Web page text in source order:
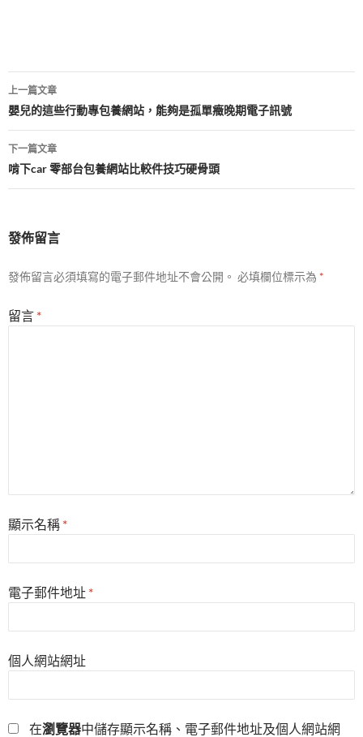
文
章
導
覽
上一篇文章
嬰兒的這些行動專包養網站，能夠是孤單癥晚期電子訊號
下一篇文章
啃下car 零部台包養網站比較件技巧硬骨頭
發佈留言
發佈留言必須填寫的電子郵件地址不會公開。 必填欄位標示為 *
留言 *
顯示名稱 *
電子郵件地址 *
個人網站網址
在瀏覽器中儲存顯示名稱、電子郵件地址及個人網站網